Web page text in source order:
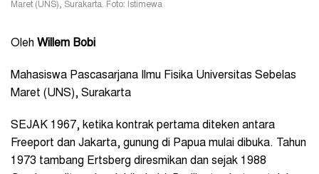
Maret (UNS), Surakarta. Foto: Istimewa
Oleh Willem Bobi
Mahasiswa Pascasarjana Ilmu Fisika Universitas Sebelas
Maret (UNS), Surakarta
SEJAK 1967, ketika kontrak pertama diteken antara
Freeport dan Jakarta, gunung di Papua mulai dibuka. Tahun
1973 tambang Ertsberg diresmikan dan sejak 1988